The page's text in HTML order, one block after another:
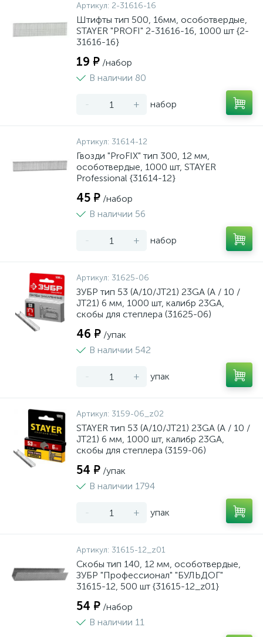
Артикул: 2-31616-16
Штифты тип 500, 16мм, особотвердые,
STAYER "PROFI" 2-31616-16, 1000 шт {2-
31616-16}
19 ₽ /набор
В наличии 80
- + набор
Артикул: 31614-12
Гвозди "ProFIX" тип 300, 12 мм,
особотвердые, 1000 шт, STAYER
Professional {31614-12}
45 ₽ /набор
В наличии 56
- + набор
Артикул: 31625-06
ЗУБР тип 53 (A/10/JT21) 23GA (A / 10 /
JT21) 6 мм, 1000 шт, калибр 23GA,
скобы для степлера (31625-06)
46 ₽ /упак
В наличии 542
- + упак
Артикул: 3159-06_z02
STAYER тип 53 (A/10/JT21) 23GA (A / 10 /
JT21) 6 мм, 1000 шт, калибр 23GA,
скобы для степлера (3159-06)
54 ₽ /упак
В наличии 1794
- + упак
Артикул: 31615-12_z01
Скобы тип 140, 12 мм, особотвердые,
ЗУБР "Профессионал" "БУЛЬДОГ"
31615-12, 500 шт {31615-12_z01}
54 ₽ /набор
В наличии 11